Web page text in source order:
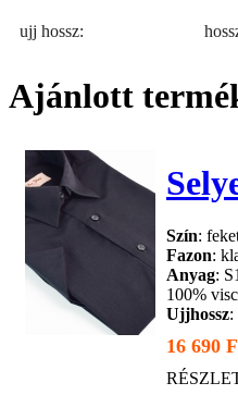
ujj hossz:
Ajánlott
Szín:
Fazon:
Anyag:
100%
Ujjhossz:
16 690